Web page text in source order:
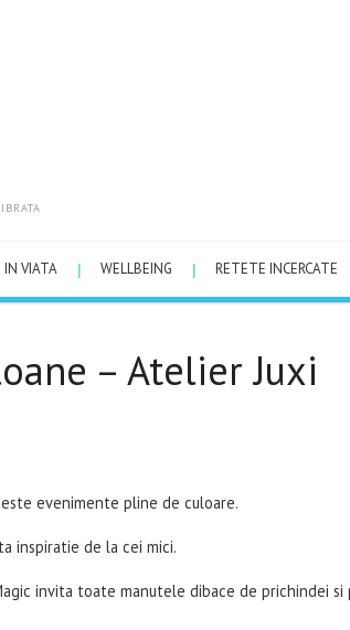
IN VIATA WELLBEING RETETE INCERCATE
– Atelier Juxi
evenimente pline de culoare.
inspiratie de la cei mici.
invita toate manutele dibace de prichindei si